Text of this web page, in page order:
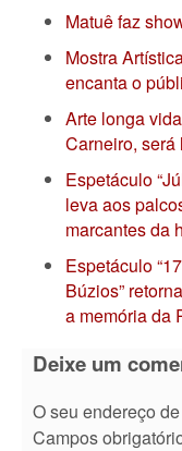
Matuê faz
Mostra
encanta o
Arte longa
Carneiro,
Espetáculo
leva aos
marcantes da
Espetáculo
Búzios”
a memória da
Deixe um
O seu endereço
Campos